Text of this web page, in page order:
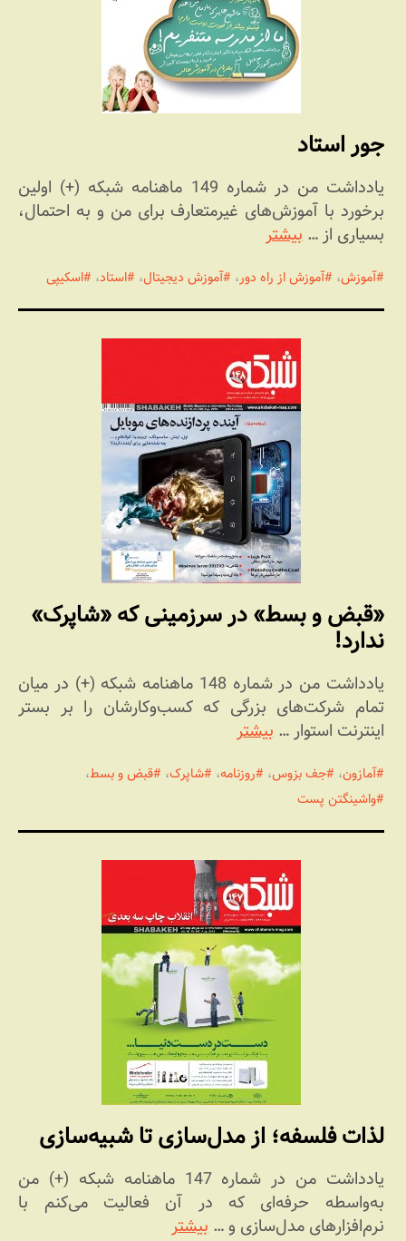
جور استاد
یادداشت من در شماره 149 ماهنامه شبکه (+) اولین
برخورد با آموزش‌های غیرمتعارف برای من و به احتمال،
بسیاری از …بیشتر
آموزش، آموزش از راه دور، آموزش دیجیتال، استاد، اسکیپی
«قبض و بسط» در سرزمینی که «شاپرک»
ندارد!
یادداشت من در شماره 148 ماهنامه شبکه (+) در میان
تمام شرکت‌های بزرگی که کسب‌وکارشان را بر بستر
اینترنت استوار …بیشتر
آمازون، جف بزوس، روزنامه، شاپرک، قبض و بسط،
واشینگتن پست
لذات فلسفه؛ از مدل‌سازی تا شبیه‌سازی
یادداشت من در شماره 147 ماهنامه شبکه (+) من
به‌واسطه حرفه‌ای که در آن فعالیت می‌کنم با
نرم‌افزارهای مدل‌سازی و …بیشتر